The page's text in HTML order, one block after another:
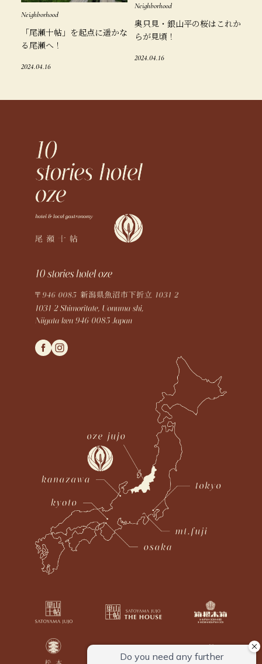
Neighborhood
「尾瀬十帖」を起点に遥かな
る尾瀬へ！
2024.04.16
Neighborhood
奥只見・銀山平の桜はこれか
らが見頃！
2024.04.16